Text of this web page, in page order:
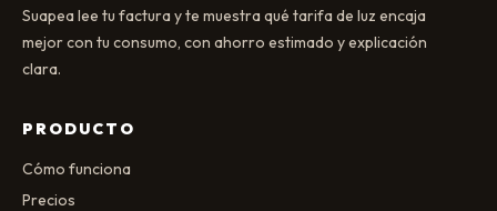
Suapea lee tu factura y te muestra qué tarifa de luz encaja
mejor con tu consumo, con ahorro estimado y explicación
clara.
PRODUCTO
Cómo funciona
Precios